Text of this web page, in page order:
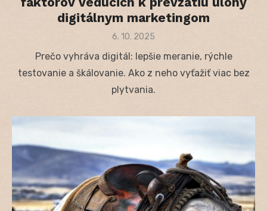
digitálnym marketingom
Posted
6. 10. 2025
Prečo vyhráva digitál: lepšie meranie, rýchle
testovanie a škálovanie. Ako z neho vyťažiť viac bez
plytvania.